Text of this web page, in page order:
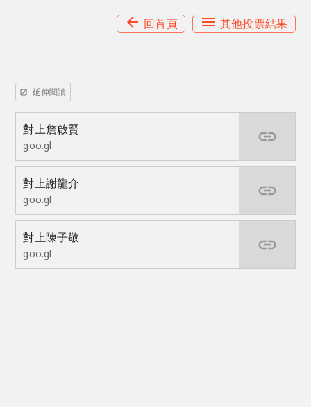
arrow_back 回首頁 menu 其他投票結果
open_in_new 延伸閱讀
對上詹啟賢
goo.gl link
對上謝龍介
goo.gl link
對上陳子敬
goo.gl link